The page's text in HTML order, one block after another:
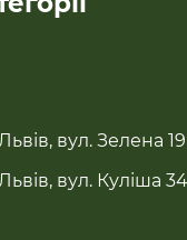
кето дієти.
вул. Зелена 19
вул. Куліша 34